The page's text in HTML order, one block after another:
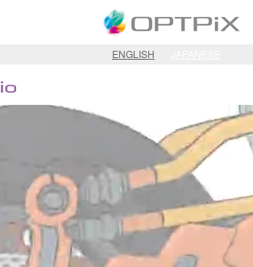
ENGLISH